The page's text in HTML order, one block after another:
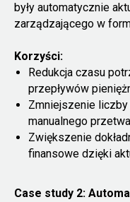
były automatycznie
zarządzającego w
Korzyści:
Redukcja czasu
przepływów
Zmniejszenie liczby
manualnego
Zwiększenie
finansowe dzięki
Case study 2: